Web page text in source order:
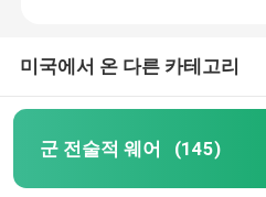
미국에서 온 다른 카테고리
군 전술적 웨어 (145)